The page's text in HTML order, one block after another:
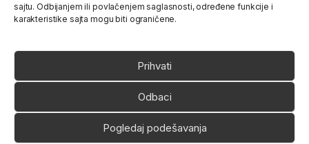
sajtu. Odbijanjem ili povlačenjem saglasnosti, određene funkcije i
karakteristike sajta mogu biti ograničene.
Prihvati
Odbaci
Pogledaj podešavanja